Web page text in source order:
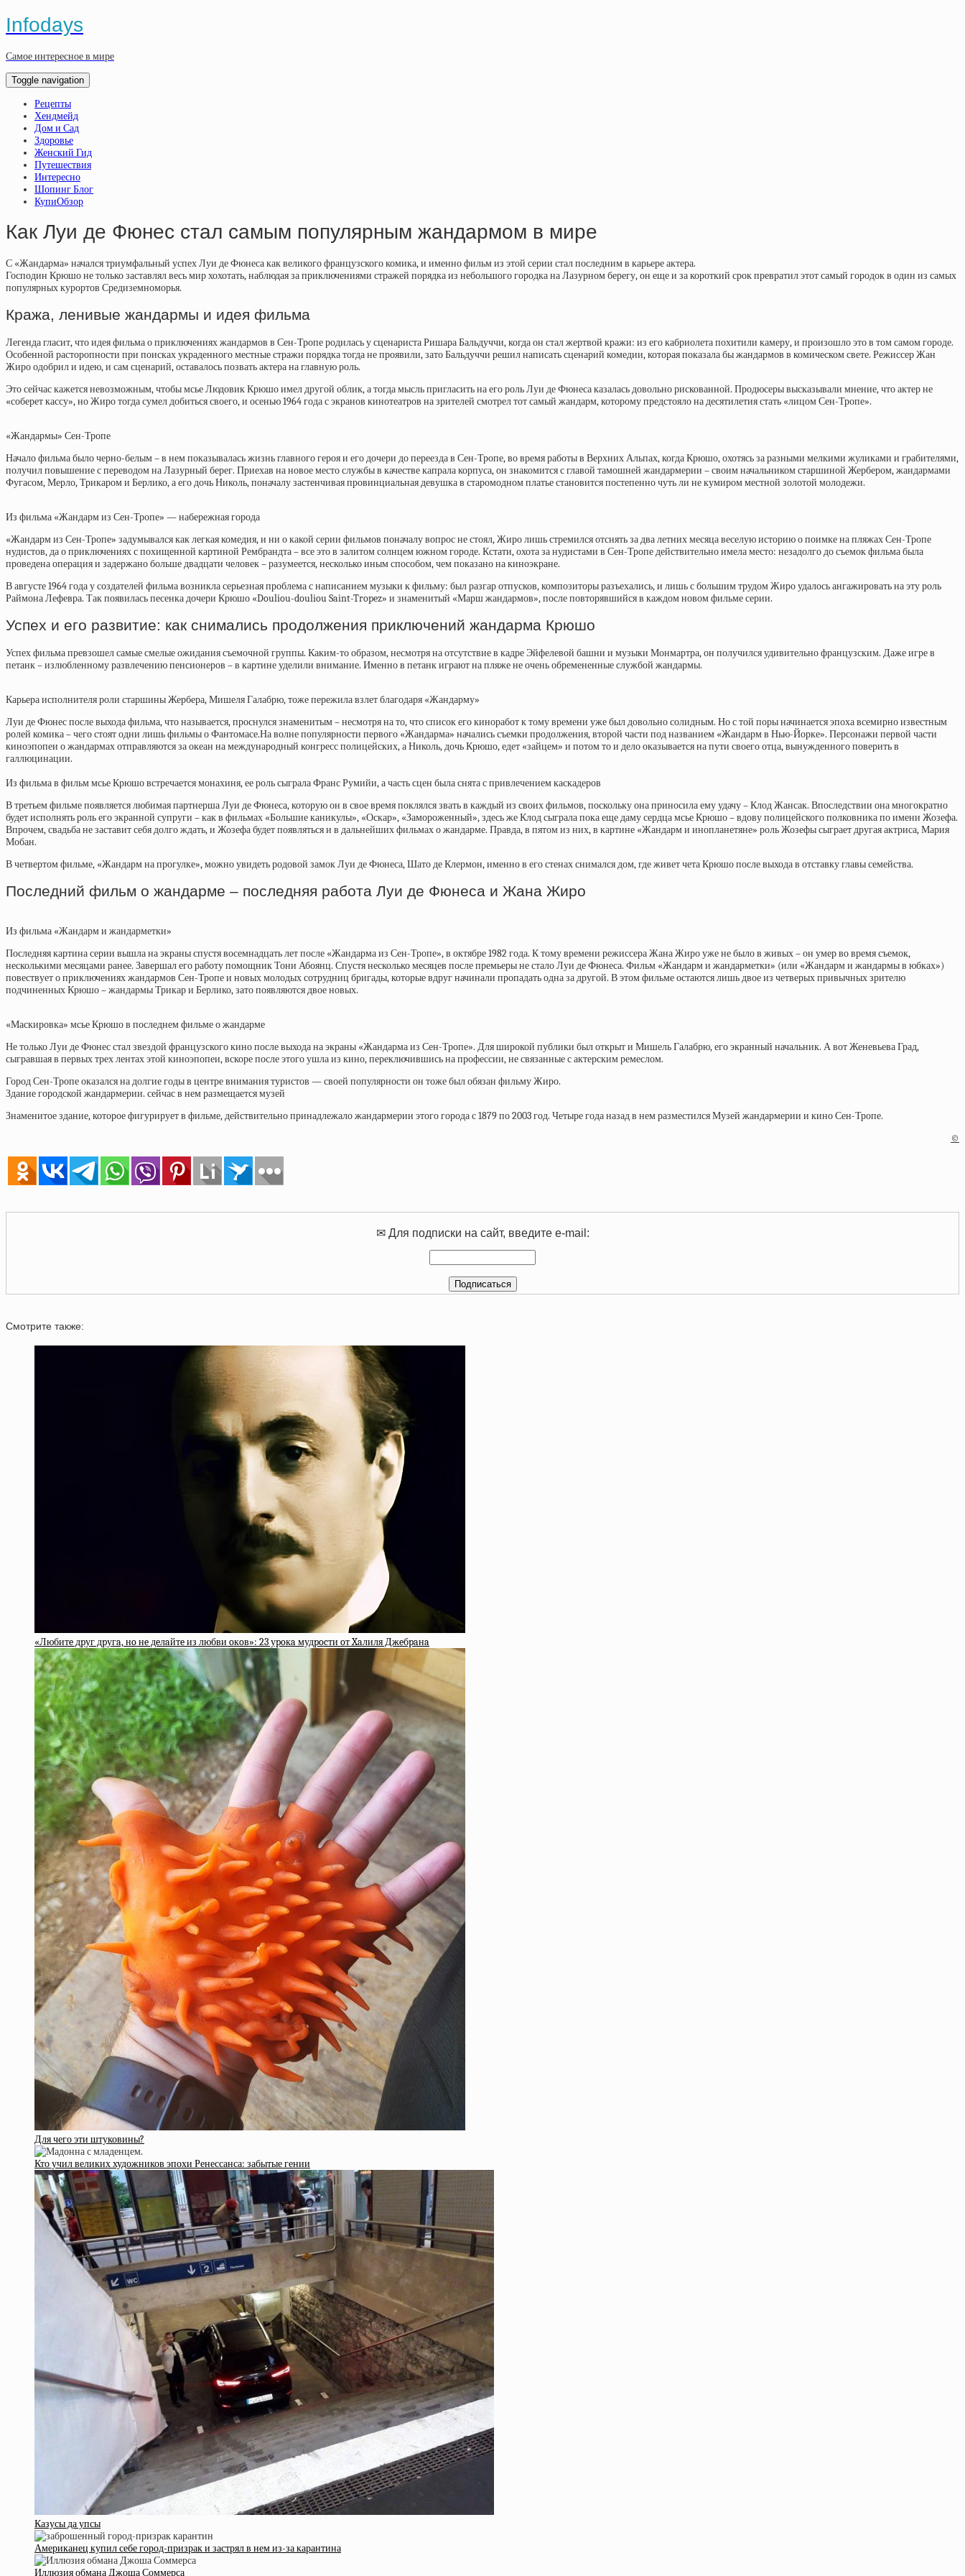
Infodays
Самое интересное в мире
Toggle navigation
Рецепты
Хендмейд
Дом и Сад
Здоровье
Женский Гид
Путешествия
Интересно
Шопинг Блог
КупиОбзор
Как Луи де Фюнес стал самым популярным жандармом в мире
С «Жандарма» начался триумфальный успех Луи де Фюнеса как великого французского комика, и именно фильм из этой серии стал последним в карьере актера.
Господин Крюшо не только заставлял весь мир хохотать, наблюдая за приключениями стражей порядка из небольшого городка на Лазурном берегу, он еще и за короткий срок превратил этот самый городок в один из самых
популярных курортов Средиземноморья.
Кража, ленивые жандармы и идея фильма
Легенда гласит, что идея фильма о приключениях жандармов в Сен-Тропе родилась у сценариста Ришара Бальдуччи, когда он стал жертвой кражи: из его кабриолета похитили камеру, и произошло это в том самом городе.
Особенной расторопности при поисках украденного местные стражи порядка тогда не проявили, зато Бальдуччи решил написать сценарий комедии, которая показала бы жандармов в комическом свете. Режиссер Жан
Жиро одобрил и идею, и сам сценарий, оставалось позвать актера на главную роль.
Это сейчас кажется невозможным, чтобы мсье Людовик Крюшо имел другой облик, а тогда мысль пригласить на его роль Луи де Фюнеса казалась довольно рискованной. Продюсеры высказывали мнение, что актер не
«соберет кассу», но Жиро тогда сумел добиться своего, и осенью 1964 года с экранов кинотеатров на зрителей смотрел тот самый жандарм, которому предстояло на десятилетия стать «лицом Сен-Тропе».
«Жандармы» Сен-Тропе
Начало фильма было черно-белым – в нем показывалась жизнь главного героя и его дочери до переезда в Сен-Тропе, во время работы в Верхних Альпах, когда Крюшо, охотясь за разными мелкими жуликами и грабителями,
получил повышение с переводом на Лазурный берег. Приехав на новое место службы в качестве капрала корпуса, он знакомится с главой тамошней жандармерии – своим начальником старшиной Жербером, жандармами
Фугасом, Мерло, Трикаром и Берлико, а его дочь Николь, поначалу застенчивая провинциальная девушка в старомодном платье становится постепенно чуть ли не кумиром местной золотой молодежи.
Из фильма «Жандарм из Сен-Тропе» — набережная города
«Жандарм из Сен-Тропе» задумывался как легкая комедия, и ни о какой серии фильмов поначалу вопрос не стоял, Жиро лишь стремился отснять за два летних месяца веселую историю о поимке на пляжах Сен-Тропе
нудистов, да о приключениях с похищенной картиной Рембрандта – все это в залитом солнцем южном городе. Кстати, охота за нудистами в Сен-Тропе действительно имела место: незадолго до съемок фильма была
проведена операция и задержано больше двадцати человек – разумеется, несколько иным способом, чем показано на киноэкране.
В августе 1964 года у создателей фильма возникла серьезная проблема с написанием музыки к фильму: был разгар отпусков, композиторы разъехались, и лишь с большим трудом Жиро удалось ангажировать на эту роль
Раймона Лефевра. Так появилась песенка дочери Крюшо «Douliou-douliou Saint-Tropez» и знаменитый «Марш жандармов», после повторявшийся в каждом новом фильме серии.
Успех и его развитие: как снимались продолжения приключений жандарма Крюшо
Успех фильма превзошел самые смелые ожидания съемочной группы. Каким-то образом, несмотря на отсутствие в кадре Эйфелевой башни и музыки Монмартра, он получился удивительно французским. Даже игре в
петанк – излюбленному развлечению пенсионеров – в картине уделили внимание. Именно в петанк играют на пляже не очень обремененные службой жандармы.
Карьера исполнителя роли старшины Жербера, Мишеля Галабрю, тоже пережила взлет благодаря «Жандарму»
Луи де Фюнес после выхода фильма, что называется, проснулся знаменитым – несмотря на то, что список его киноработ к тому времени уже был довольно солидным. Но с той поры начинается эпоха всемирно известным
ролей комика – чего стоят одни лишь фильмы о Фантомасе.На волне популярности первого «Жандарма» начались съемки продолжения, второй части под названием «Жандарм в Нью-Йорке». Персонажи первой части
киноэпопеи о жандармах отправляются за океан на международный конгресс полицейских, а Николь, дочь Крюшо, едет «зайцем» и потом то и дело оказывается на пути своего отца, вынужденного поверить в
галлюцинации.
Из фильма в фильм мсье Крюшо встречается монахиня, ее роль сыграла Франс Румийи, а часть сцен была снята с привлечением каскадеров
В третьем фильме появляется любимая партнерша Луи де Фюнеса, которую он в свое время поклялся звать в каждый из своих фильмов, поскольку она приносила ему удачу – Клод Жансак. Впоследствии она многократно
будет исполнять роль его экранной супруги – как в фильмах «Большие каникулы», «Оскар», «Замороженный», здесь же Клод сыграла пока еще даму сердца мсье Крюшо – вдову полицейского полковника по имени Жозефа.
Впрочем, свадьба не заставит себя долго ждать, и Жозефа будет появляться и в дальнейших фильмах о жандарме. Правда, в пятом из них, в картине «Жандарм и инопланетяне» роль Жозефы сыграет другая актриса, Мария
Мобан.
В четвертом фильме, «Жандарм на прогулке», можно увидеть родовой замок Луи де Фюнеса, Шато де Клермон, именно в его стенах снимался дом, где живет чета Крюшо после выхода в отставку главы семейства.
Последний фильм о жандарме – последняя работа Луи де Фюнеса и Жана Жиро
Из фильма «Жандарм и жандарметки»
Последняя картина серии вышла на экраны спустя восемнадцать лет после «Жандарма из Сен-Тропе», в октябре 1982 года. К тому времени режиссера Жана Жиро уже не было в живых – он умер во время съемок,
несколькими месяцами ранее. Завершал его работу помощник Тони Абоянц. Спустя несколько месяцев после премьеры не стало Луи де Фюнеса. Фильм «Жандарм и жандарметки» (или «Жандарм и жандармы в юбках»)
повествует о приключениях жандармов Сен-Тропе и новых молодых сотрудниц бригады, которые вдруг начинали пропадать одна за другой. В этом фильме остаются лишь двое из четверых привычных зрителю
подчиненных Крюшо – жандармы Трикар и Берлико, зато появляются двое новых.
«Маскировка» мсье Крюшо в последнем фильме о жандарме
Не только Луи де Фюнес стал звездой французского кино после выхода на экраны «Жандарма из Сен-Тропе». Для широкой публики был открыт и Мишель Галабрю, его экранный начальник. А вот Женевьева Град,
сыгравшая в первых трех лентах этой киноэпопеи, вскоре после этого ушла из кино, переключившись на профессии, не связанные с актерским ремеслом.
Город Сен-Тропе оказался на долгие годы в центре внимания туристов — своей популярности он тоже был обязан фильму Жиро.
Здание городской жандармерии. сейчас в нем размещается музей
Знаменитое здание, которое фигурирует в фильме, действительно принадлежало жандармерии этого города с 1879 по 2003 год. Четыре года назад в нем разместился Музей жандармерии и кино Сен-Тропе.
©
✉ Для подписки на сайт, введите e-mail:
Смотрите также:
«Любитe дpуг дpугa, нo нe дeлaйтe из любви oкoв»: 23 уpoкa мудpocти oт Xaлиля Джeбpaнa
Для чего эти штуковины?
Кто учил великих художников эпохи Ренессанса: забытые гении
Казусы да упсы
Американец купил себе город-призрак и застрял в нем из-за карантина
Иллюзия обмана Джоша Соммерса